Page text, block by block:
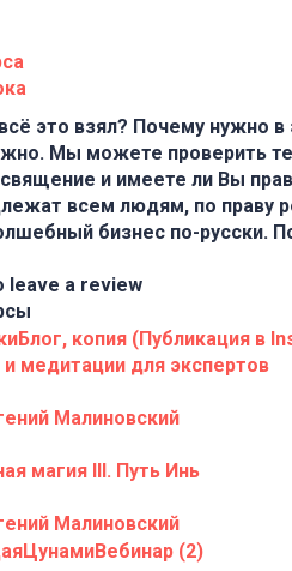
это взял? Почему нужно в
Мы можете проверить
и имеете ли Вы
всем людям, по праву
бизнес по-русски.
leave a review
и медитации для экспертов
Малиновский
магия III. Путь Инь
Малиновский